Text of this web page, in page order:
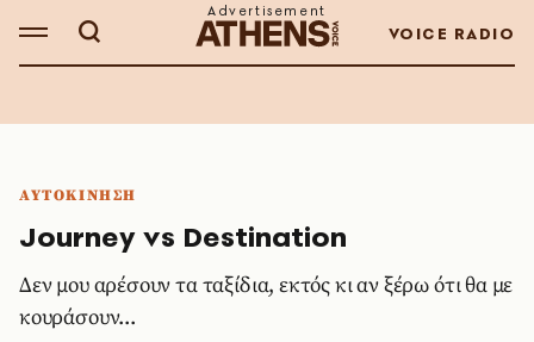
VOICE RADIO
ΑΥΤΟΚΙΝΗΣΗ
Journey vs Destination
Δεν μου αρέσουν τα ταξίδια, εκτός κι αν ξέρω ότι θα με
κουράσουν...